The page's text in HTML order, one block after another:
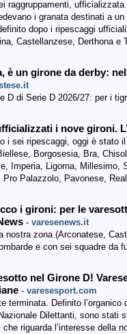
raggruppamenti,
i granata destinati a
dopo i ripescaggi
Castellanzese, Derthona
è un girone da derby:
D di Serie D 2026/27: per i
i nove gironi.
i sei ripescaggi, oggi è stato
Borgosesia, Bra,
Imperia, Ligorna, Millesimo,
Pro Palazzolo, Pavonese,
i gironi: per le
- varesenews.it
nostra zona (Arconatese,
e con sei squadre da
nel Girone D!
- varesesport.com
terminata. Definito
Dilettanti, sono stati
riguarda l’interesse della